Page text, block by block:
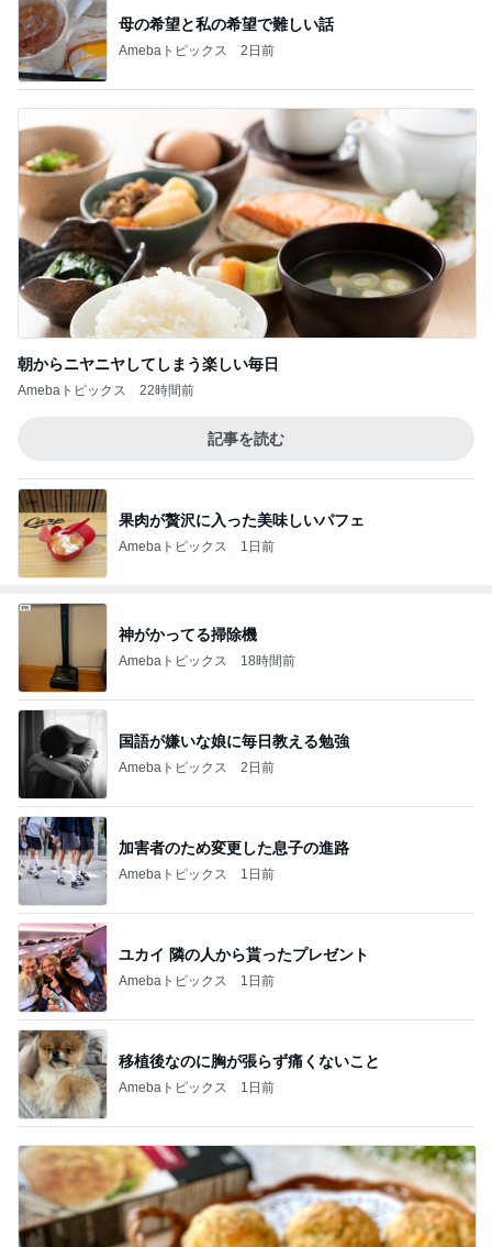
母の希望と私の希望で難しい話
Amebaトピックス 2日前
朝からニヤニヤしてしまう楽しい毎日
Amebaトピックス 22時間前
記事を読む
果肉が贅沢に入った美味しいパフェ
Amebaトピックス 1日前
神がかってる掃除機
Amebaトピックス 18時間前
国語が嫌いな娘に毎日教える勉強
Amebaトピックス 2日前
加害者のため変更した息子の進路
Amebaトピックス 1日前
ユカイ 隣の人から貰ったプレゼント
Amebaトピックス 1日前
移植後なのに胸が張らず痛くないこと
Amebaトピックス 1日前